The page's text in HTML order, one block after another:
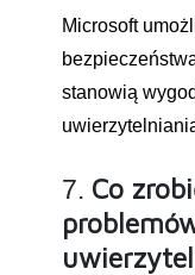
Microsoft
stanowią
7. Co